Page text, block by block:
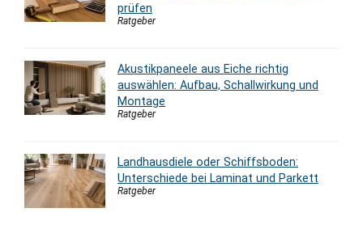
prüfen
Ratgeber
Akustikpaneele aus Eiche richtig
auswählen: Aufbau, Schallwirkung und
Montage
Ratgeber
Landhausdiele oder Schiffsboden:
Unterschiede bei Laminat und Parkett
Ratgeber